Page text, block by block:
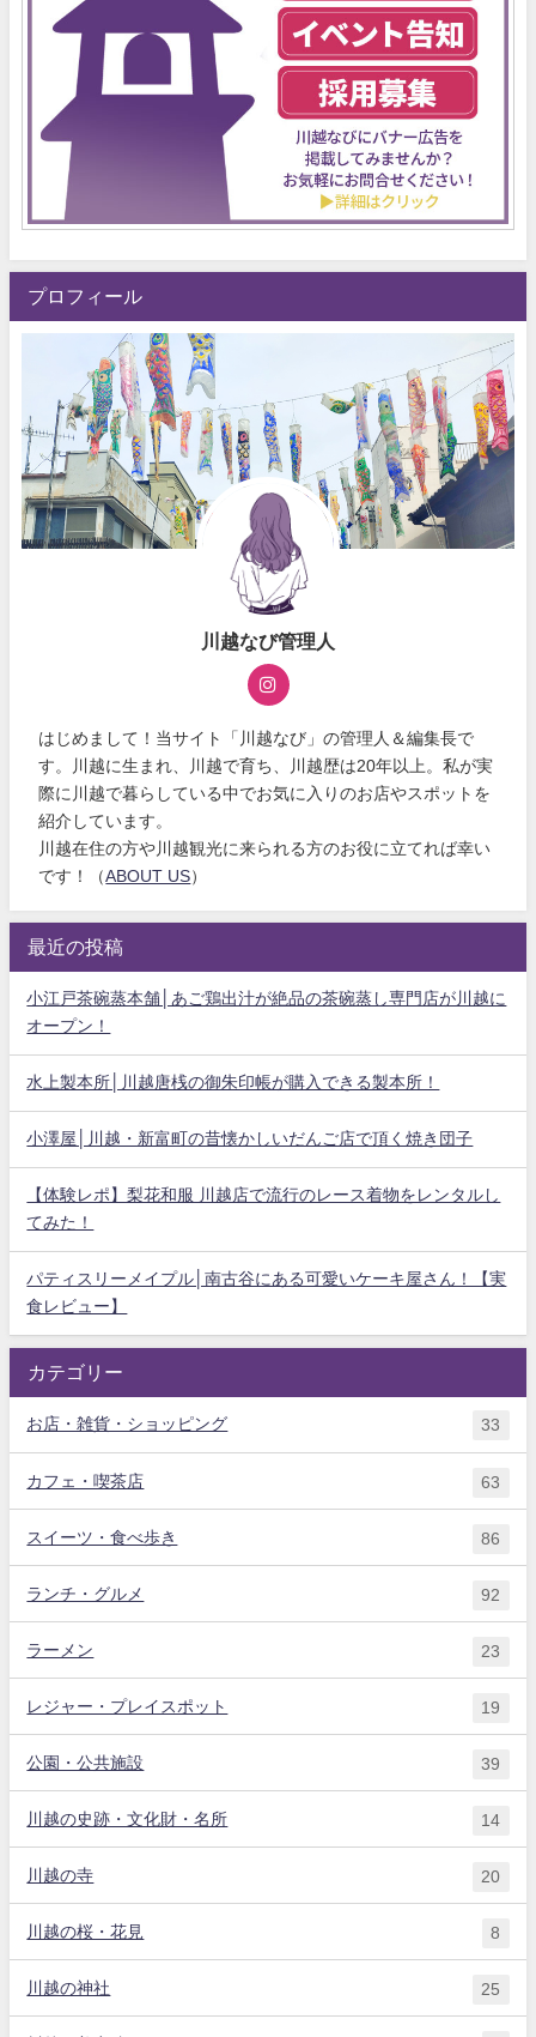
プロフィール
川越なび管理人
はじめまして！当サイト「川越なび」の管理人＆編集長で
す。川越に生まれ、川越で育ち、川越歴は20年以上。私が実
際に川越で暮らしている中でお気に入りのお店やスポットを
紹介しています。
川越在住の方や川越観光に来られる方のお役に立てれば幸い
です！（ ABOUT US）
最近の投稿
小江戸茶碗蒸本舗│あご鶏出汁が絶品の茶碗蒸し専門店が川越に
オープン！
水上製本所│川越唐桟の御朱印帳が購入できる製本所！
小澤屋│川越・新富町の昔懐かしいだんご店で頂く焼き団子
【体験レポ】梨花和服 川越店で流行のレース着物をレンタルし
てみた！
パティスリーメイプル│南古谷にある可愛いケーキ屋さん！【実
食レビュー】
カテゴリー
お店・雑貨・ショッピング 33
カフェ・喫茶店 63
スイーツ・食べ歩き 86
ランチ・グルメ 92
ラーメン 23
レジャー・プレイスポット 19
公園・公共施設 39
川越の史跡・文化財・名所 14
川越の寺 20
川越の桜・花見 8
川越の神社 25